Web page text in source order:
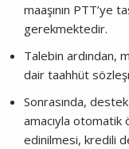
maaşının PTT’ye
gerekmektedir.
Talebin ardından,
dair taahhüt
Sonrasında,
amacıyla otomatik
edinilmesi, kredili